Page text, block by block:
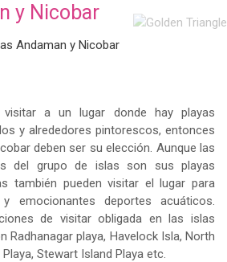
y Nicobar
visitar a un lugar donde hay playas
y alrededores pintorescos, entonces
deben ser su elección. Aunque las
del grupo de islas son sus playas
también pueden visitar el lugar para
emocionantes deportes acuáticos.
de visitar obligada en las islas
Radhanagar playa, Havelock Isla, North
Stewart Island Playa etc.